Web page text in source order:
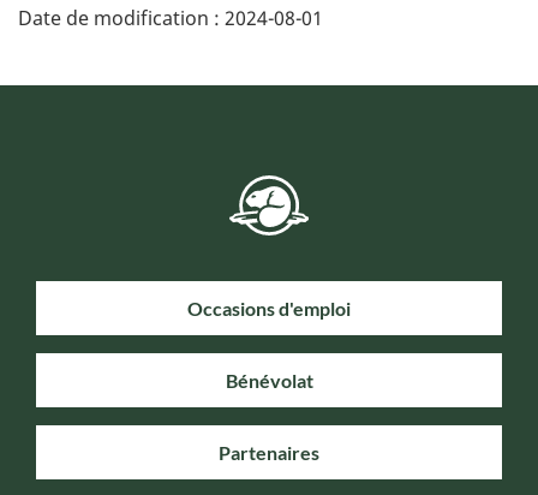
Date de modification : 2024-08-01
Occasions d'emploi
Bénévolat
Partenaires